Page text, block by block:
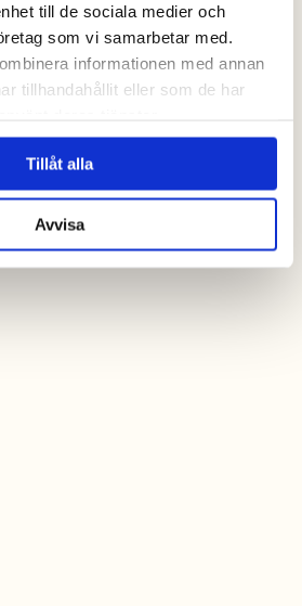
till de sociala medier och
som vi samarbetar med.
informationen med annan
tillhandahållit eller som de har
Tillåt alla
Avvisa